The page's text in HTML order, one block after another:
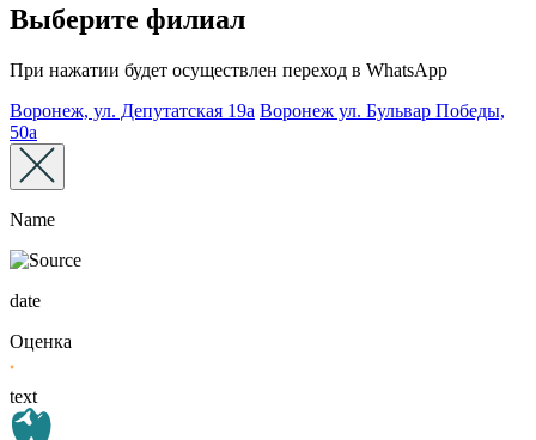
Выберите филиал
При нажатии будет осуществлен переход в WhatsApp
Воронеж, ул. Депутатская 19а Воронеж ул. Бульвар Победы,
50а
Name
date
Оценка
text